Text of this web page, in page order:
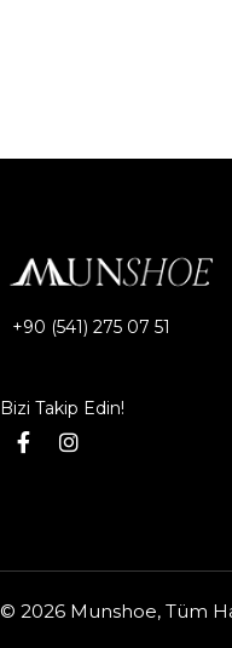
+90 (541) 275 07 51
Bizi Takip Edin!
© 2026 Munshoe, Tüm